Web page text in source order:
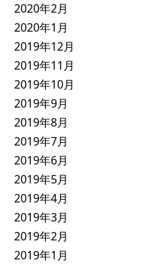
2020年2月
2020年1月
2019年12月
2019年11月
2019年10月
2019年9月
2019年8月
2019年7月
2019年6月
2019年5月
2019年4月
2019年3月
2019年2月
2019年1月